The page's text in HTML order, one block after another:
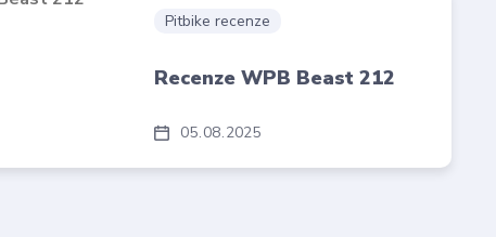
05 08 2025
Pitbike recenze
Recenze WPB Beast 212